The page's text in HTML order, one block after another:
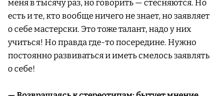
меня в тысячу раз, но говорить — стесняются. Но
есть и те, кто вообще ничего не знает, но заявляет
о себе мастерски. Это тоже талант, надо у них
учиться! Но правда где-то посередине. Нужно
постоянно развиваться и иметь смелось заявлять
о себе!